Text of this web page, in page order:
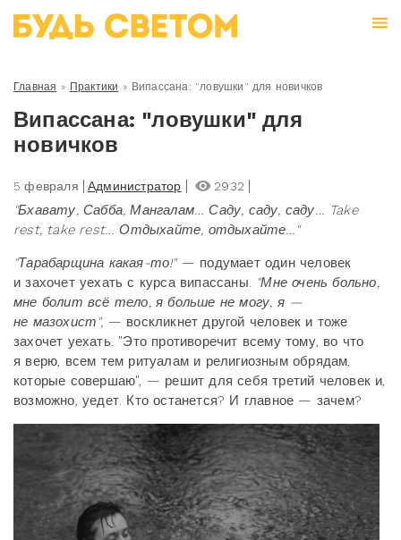
Главная » Практики » Випассана: "ловушки" для новичков
Випассана: "ловушки" для
новичков
5 февраля Администратор 2932
"Бхавату, Сабба, Мангалам… Саду, саду, саду… Take
rest, take rest… Отдыхайте, отдыхайте…"
"Тарабарщина какая-то!"— подумает один человек
и захочет уехать с курса випассаны. "Мне очень больно,
мне болит всё тело, я больше не могу, я —
не мазохист", — воскликнет другой человек и тоже
захочет уехать. "Это противоречит всему тому, во что
я верю, всем тем ритуалам и религиозным обрядам,
которые совершаю", — решит для себя третий человек и,
возможно, уедет. Кто останется? И главное — зачем?